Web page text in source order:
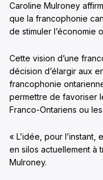
Caroline Mulroney
que la francophonie
de stimuler l’économie
Cette vision d’une
décision d’élargir aux
francophonie
permettre de favoriser
Franco-Ontariens ou
« L’idée, pour
en silos actuellement à
Mulroney.